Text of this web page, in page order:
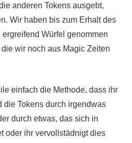
anderen Tokens ausgebt,
Wir haben bis zum Erhalt des
Würfel genommen
wir noch aus Magic Zeiten
einfach die Methode, dass ihr
die Tokens durch irgendwas
durch etwas, das sich in
oder ihr vervollstädnigt dies